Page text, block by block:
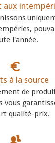
aux
l'année.
à la source
de
vous
qualité-prix.